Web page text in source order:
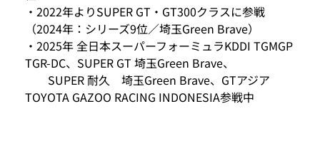
・2022年よりSUPER GT・GT300クラスに参戦
（2024年：シリーズ9位／埼玉Green Brave）
・2025年 全日本スーパーフォーミュラKDDI TGMGP
TGR-DC、SUPER GT 埼玉Green Brave、
SUPER 耐久 埼玉Green Brave、GTアジア
TOYOTA GAZOO RACING INDONESIA参戦中